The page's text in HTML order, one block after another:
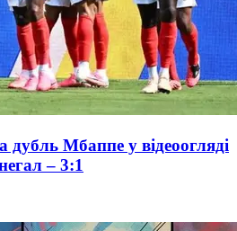
Мбаппе у відеоогляді
– 3:1